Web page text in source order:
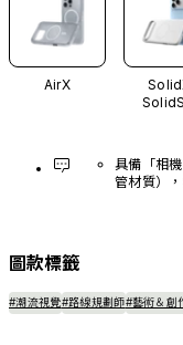
AirX
具備「相
管材質）
圖款標籤
#潮流視覺#路線規劃師#藝術＆創